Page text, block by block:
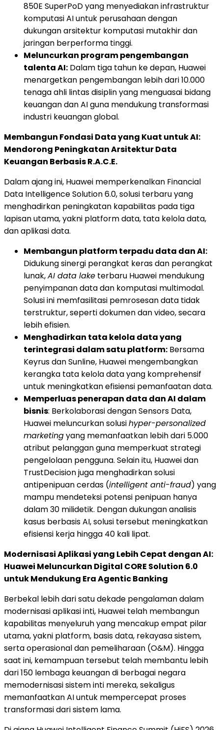
850E SuperPoD yang menyediakan infrastruktur
komputasi AI untuk perusahaan dengan
dukungan arsitektur komputasi mutakhir dan
jaringan berperforma tinggi.
Meluncurkan program pengembangan
talenta AI: Dalam tiga tahun ke depan, Huawei
menargetkan pengembangan lebih dari 10.000
tenaga ahli lintas disiplin yang menguasai bidang
keuangan dan AI guna mendukung transformasi
industri keuangan global.
Membangun Fondasi Data yang Kuat untuk AI:
Mendorong Peningkatan Arsitektur Data
Keuangan Berbasis R.A.C.E.
Dalam ajang ini, Huawei memperkenalkan Financial
Data Intelligence Solution 6.0, solusi terbaru yang
menghadirkan peningkatan kapabilitas pada tiga
lapisan utama, yakni platform data, tata kelola data,
dan aplikasi data.
Membangun platform terpadu data dan AI:
Didukung sinergi perangkat keras dan perangkat
lunak,AI data lake terbaru Huawei mendukung
penyimpanan data dan komputasi multimodal.
Solusi ini memfasilitasi pemrosesan data tidak
terstruktur, seperti dokumen dan video, secara
lebih efisien.
Menghadirkan tata kelola data yang
terintegrasi dalam satu platform: Bersama
Keyrus dan Sunline, Huawei mengembangkan
kerangka tata kelola data yang komprehensif
untuk meningkatkan efisiensi pemanfaatan data.
Memperluas penerapan data dan AI dalam
bisnis: Berkolaborasi dengan Sensors Data,
Huawei meluncurkan solusihyper-personalized
marketingyang memanfaatkan lebih dari 5.000
atribut pelanggan guna memperkuat strategi
pengelolaan pengguna. Selain itu, Huawei dan
TrustDecision juga menghadirkan solusi
antipenipuan cerdas (intelligent anti-fraud) yang
mampu mendeteksi potensi penipuan hanya
dalam 30 milidetik. Dengan dukungan analisis
kasus berbasis AI, solusi tersebut meningkatkan
efisiensi kerja hingga 40 kali lipat.
Modernisasi Aplikasi yang Lebih Cepat dengan AI:
Huawei Meluncurkan Digital CORE Solution 6.0
untuk Mendukung Era Agentic Banking
Berbekal lebih dari satu dekade pengalaman dalam
modernisasi aplikasi inti, Huawei telah membangun
kapabilitas menyeluruh yang mencakup empat pilar
utama, yakni platform, basis data, rekayasa sistem,
serta operasional dan pemeliharaan (O&M). Hingga
saat ini, kemampuan tersebut telah membantu lebih
dari 150 lembaga keuangan di berbagai negara
memodernisasi sistem inti mereka, sekaligus
memanfaatkan AI untuk mempercepat proses
transformasi dari sistem lama.